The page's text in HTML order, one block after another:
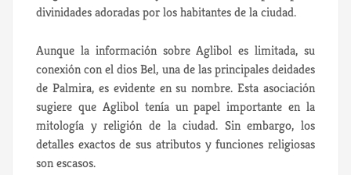
divinidades adoradas por los habitantes de la ciudad.
Aunque la información sobre Aglibol es limitada, su
conexión con el dios Bel, una de las principales deidades
de Palmira, es evidente en su nombre. Esta asociación
sugiere que Aglibol tenía un papel importante en la
mitología y religión de la ciudad. Sin embargo, los
detalles exactos de sus atributos y funciones religiosas
son escasos.